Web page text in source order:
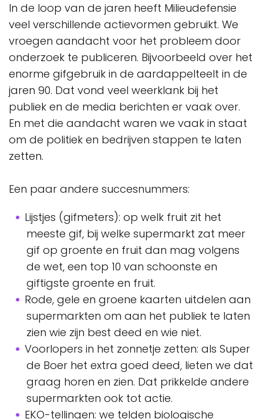
In de loop van de jaren heeft Milieudefensie
veel verschillende actievormen gebruikt. We
vroegen aandacht voor het probleem door
onderzoek te publiceren. Bijvoorbeeld over het
enorme gifgebruik in de aardappelteelt in de
jaren 90. Dat vond veel weerklank bij het
publiek en de media berichten er vaak over.
En met die aandacht waren we vaak in staat
om de politiek en bedrijven stappen te laten
zetten.
Een paar andere succesnummers:
Lijstjes (gifmeters): op welk fruit zit het
meeste gif, bij welke supermarkt zat meer
gif op groente en fruit dan mag volgens
de wet, een top 10 van schoonste en
giftigste groente en fruit.
Rode, gele en groene kaarten uitdelen aan
supermarkten om aan het publiek te laten
zien wie zijn best deed en wie niet.
Voorlopers in het zonnetje zetten: als Super
de Boer het extra goed deed, lieten we dat
graag horen en zien. Dat prikkelde andere
supermarkten ook tot actie.
EKO-tellingen: we telden biologische